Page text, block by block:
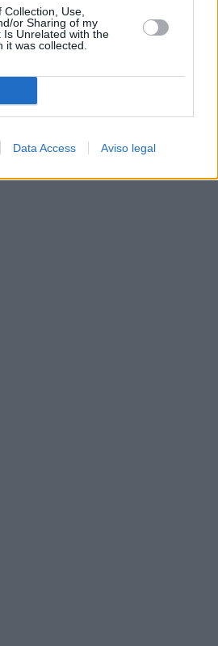
Use,
or Sharing of my
Is Unrelated with the
it was collected.
Data Access Aviso legal